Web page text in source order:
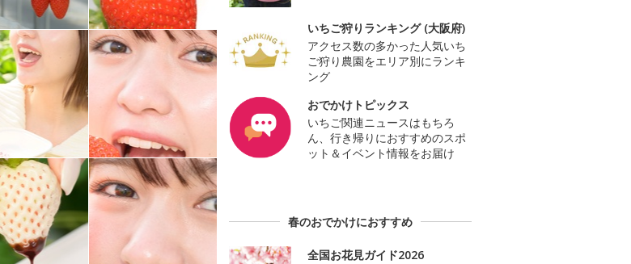
いちご狩りランキング (大阪府)
アクセス数の多かった人気いち
ご狩り農園をエリア別にランキ
ング
おでかけトピックス
いちご関連ニュースはもちろ
ん、行き帰りにおすすめのスポ
ット＆イベント情報をお届け
春のおでかけにおすすめ
全国お花見ガイド2026